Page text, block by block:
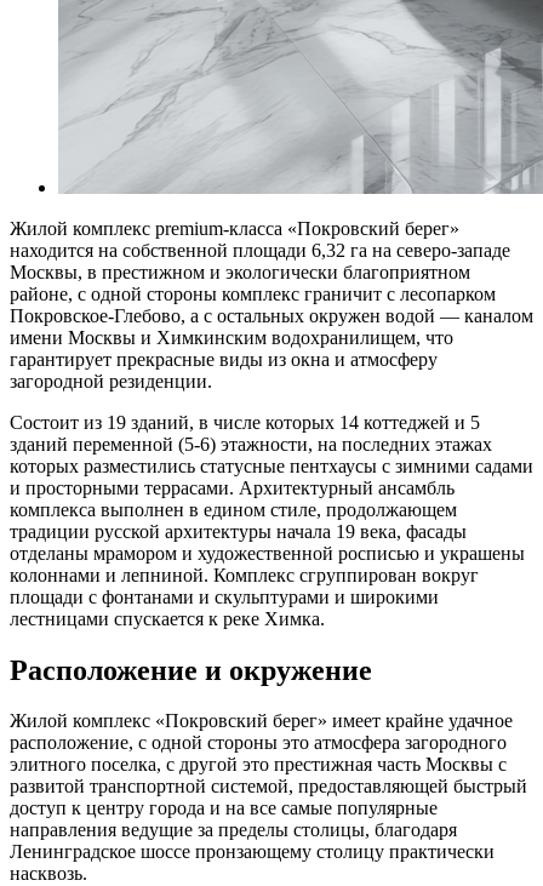
Жилой комплекс premium-класса «Покровский берег»
находится на собственной площади 6,32 га на северо-западе
Москвы, в престижном и экологически благоприятном
районе, с одной стороны комплекс граничит с лесопарком
Покровское-Глебово, а с остальных окружен водой — каналом
имени Москвы и Химкинским водохранилищем, что
гарантирует прекрасные виды из окна и атмосферу
загородной резиденции.
Состоит из 19 зданий, в числе которых 14 коттеджей и 5
зданий переменной (5-6) этажности, на последних этажах
которых разместились статусные пентхаусы с зимними садами
и просторными террасами. Архитектурный ансамбль
комплекса выполнен в едином стиле, продолжающем
традиции русской архитектуры начала 19 века, фасады
отделаны мрамором и художественной росписью и украшены
колоннами и лепниной. Комплекс сгруппирован вокруг
площади с фонтанами и скульптурами и широкими
лестницами спускается к реке Химка.
Расположение и окружение
Жилой комплекс «Покровский берег» имеет крайне удачное
расположение, с одной стороны это атмосфера загородного
элитного поселка, с другой это престижная часть Москвы с
развитой транспортной системой, предоставляющей быстрый
доступ к центру города и на все самые популярные
направления ведущие за пределы столицы, благодаря
Ленинградское шоссе пронзающему столицу практически
насквозь.